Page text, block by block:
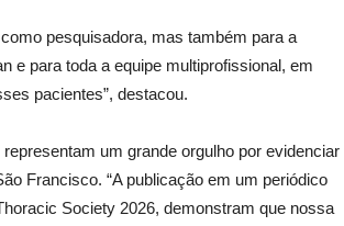
pesquisadora, mas também para a
e para toda a equipe multiprofissional, em
pacientes”, destacou.
um grande orgulho por evidenciar
Francisco. “A publicação em um periódico
Society 2026, demonstram que nossa